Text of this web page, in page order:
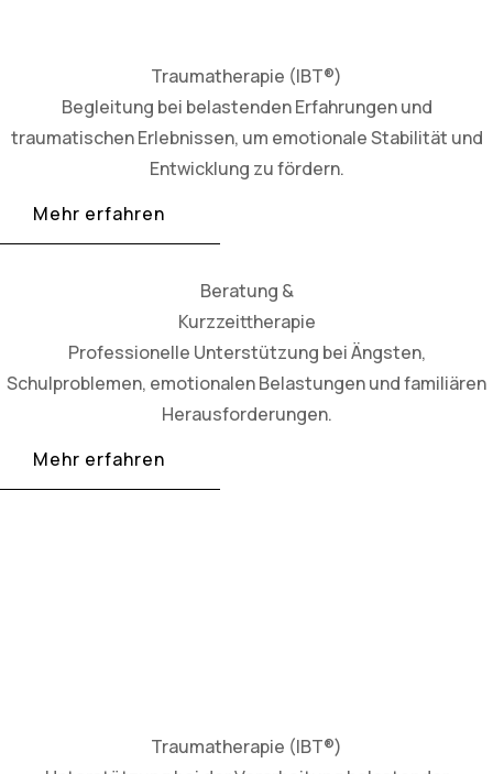
Traumatherapie (IBT®)
Begleitung bei belastenden Erfahrungen und
traumatischen Erlebnissen, um emotionale Stabilität und
Entwicklung zu fördern.
Mehr erfahren
Beratung &
Kurzzeittherapie
Professionelle Unterstützung bei Ängsten,
Schulproblemen, emotionalen Belastungen und familiären
Herausforderungen.
Mehr erfahren
Traumatherapie (IBT®)